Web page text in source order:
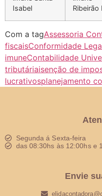
Isabel
Ribeirão
Com a tagAssessoria
fiscaisConformidade
imuneContabilidade
tributáriaisenção de
lucrativosplanejamento
Segunda á Sexta-feira
das 08:30hs às 12:00hs e
Envie